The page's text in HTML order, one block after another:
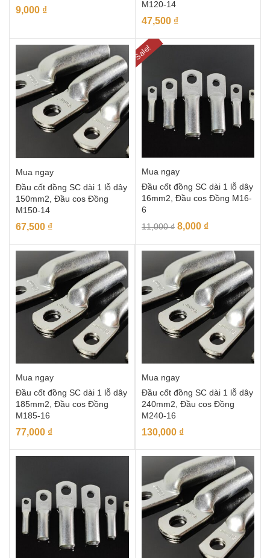
9,000 ₫
M120-14
47,500 ₫
Mua ngay
Đầu cốt đồng SC dài 1 lỗ dây
150mm2, Đầu cos Đồng
M150-14
67,500 ₫
Sale!
Mua ngay
Đầu cốt đồng SC dài 1 lỗ dây
16mm2, Đầu cos Đồng M16-
6
11,000₫ 8,000 ₫
Mua ngay
Đầu cốt đồng SC dài 1 lỗ dây
185mm2, Đầu cos Đồng
M185-16
77,000 ₫
Mua ngay
Đầu cốt đồng SC dài 1 lỗ dây
240mm2, Đầu cos Đồng
M240-16
130,000 ₫